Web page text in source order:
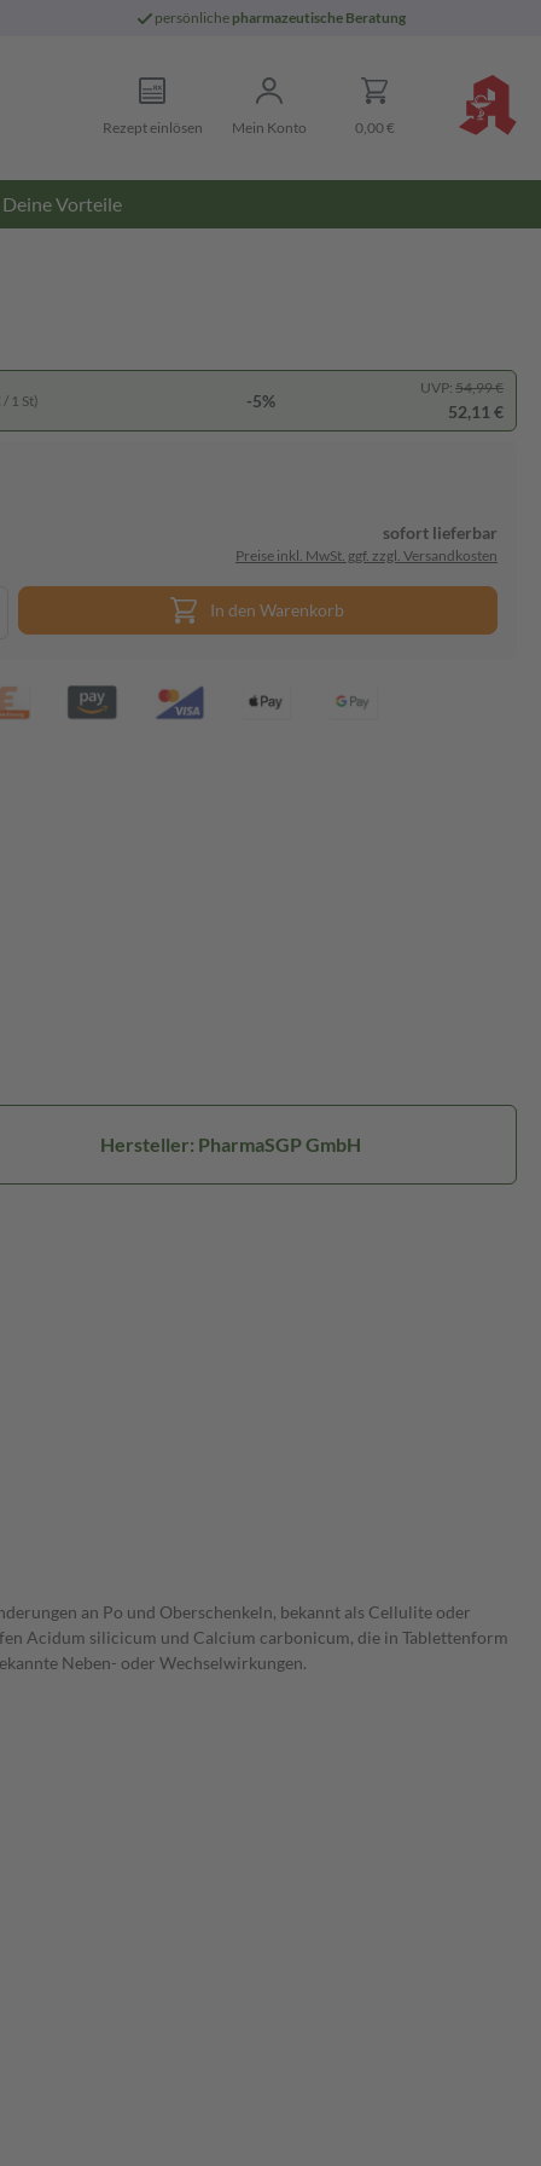
persönliche pharmazeutische Beratung
Rezept einlösen Mein Konto 0,00 €
Deine Vorteile
1 St) -5%
UVP: 54,99 €
52,11 €
sofort lieferbar
Preise inkl. MwSt. ggf. zzgl. Versandkosten
In den Warenkorb
Hersteller: PharmaSGP GmbH
an Po und Oberschenkeln, bekannt als Cellulite oder
Acidum silicicum und Calcium carbonicum, die in Tablettenform
Neben- oder Wechselwirkungen.